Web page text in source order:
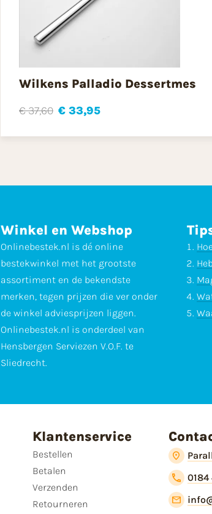
Wilkens Palladio Dessertmes
€ 37,60 € 33,95
Winkel en Webshop
Onlinebestek.nl is dé online
bestekwinkel met het grootste
assortiment en de bekendste
merken, tegen prijzen die ver onder
de winkel adviesprijzen liggen.
Onlinebestek.nl is onderdeel van
Hensbergen Serviezen V.O.F. te
Sliedrecht.
Klantenservice
Bestellen
Betalen
Verzenden
Retourneren
0184